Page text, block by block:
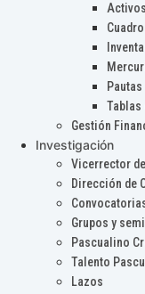
Tablas
Gestión
Investigación
Vicerrector
Dirección de
Grupos y
Pascualino
Talento
Lazos